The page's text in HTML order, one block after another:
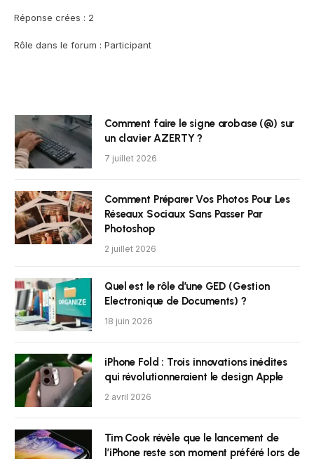
Réponse crées : 2
Rôle dans le forum : Participant
Comment faire le signe arobase (@) sur
un clavier AZERTY ?
7 juillet 2026
Comment Préparer Vos Photos Pour Les
Réseaux Sociaux Sans Passer Par
Photoshop
2 juillet 2026
Quel est le rôle d’une GED (Gestion
Electronique de Documents) ?
18 juin 2026
iPhone Fold : Trois innovations inédites
qui révolutionneraient le design Apple
2 avril 2026
Tim Cook révèle que le lancement de
l’iPhone reste son moment préféré lors de